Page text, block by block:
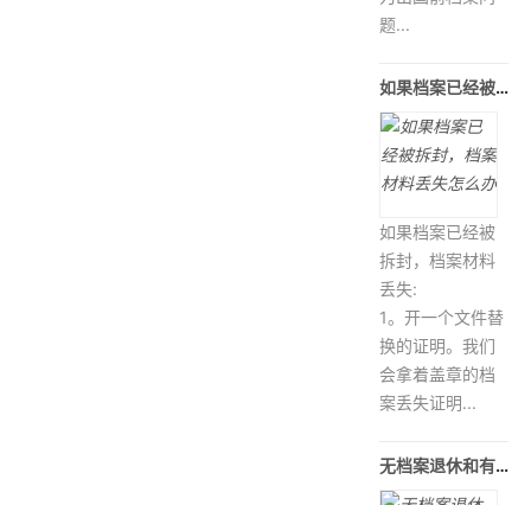
题...
如果档案已经被拆封，档案材料丢失怎
如果档案已经被
拆封，档案材料
丢失:
1。开一个文件替
换的证明。我们
会拿着盖章的档
案丢失证明...
无档案退休和有档案退休的差别？